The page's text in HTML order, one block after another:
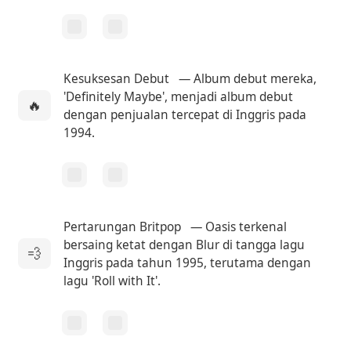
🔥
Kesuksesan Debut — Album debut mereka,
'Definitely Maybe', menjadi album debut
dengan penjualan tercepat di Inggris pada
1994.
💨
Pertarungan Britpop — Oasis terkenal
bersaing ketat dengan Blur di tangga lagu
Inggris pada tahun 1995, terutama dengan
lagu 'Roll with It'.